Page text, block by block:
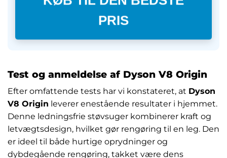
KØB TIL DEN BEDSTE
PRIS
Test og anmeldelse af Dyson V8 Origin
Efter omfattende tests har vi konstateret, at Dyson
V8 Origin leverer enestående resultater i hjemmet.
Denne ledningsfrie støvsuger kombinerer kraft og
letvægtsdesign, hvilket gør rengøring til en leg. Den
er ideel til både hurtige oprydninger og
dybdegående rengøring, takket være dens